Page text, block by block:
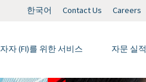
한국어 Contact Us Careers
자 (FI)를 위한 서비스 자문 실적